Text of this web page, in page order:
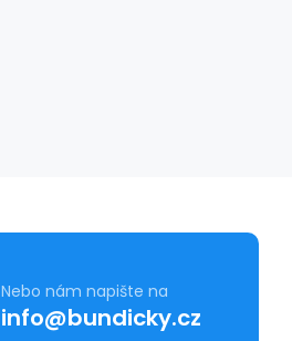
Nebo nám napište na
info@bundicky.cz